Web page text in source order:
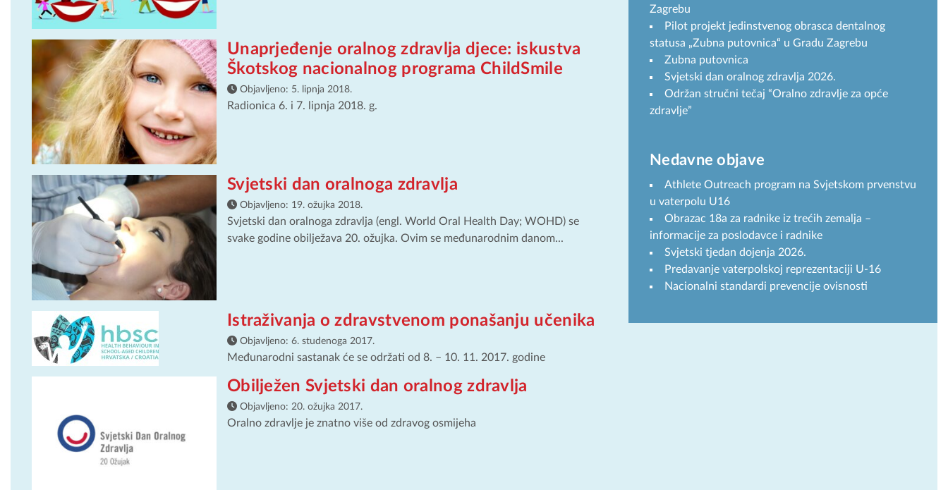
Unaprjeđenje oralnog zdravlja djece: iskustva
Škotskog nacionalnog programa ChildSmile
Objavljeno: 5. lipnja 2018.
Radionica 6. i 7. lipnja 2018. g.
Svjetski dan oralnoga zdravlja
Objavljeno: 19. ožujka 2018.
Svjetski dan oralnoga zdravlja (engl. World Oral Health Day; WOHD) se
svake godine obilježava 20. ožujka. Ovim se međunarodnim danom...
Istraživanja o zdravstvenom ponašanju učenika
Objavljeno: 6. studenoga 2017.
Međunarodni sastanak će se održati od 8. – 10. 11. 2017. godine
Obilježen Svjetski dan oralnog zdravlja
Objavljeno: 20. ožujka 2017.
Oralno zdravlje je znatno više od zdravog osmijeha
Zagrebu
Pilot projekt jedinstvenog obrasca dentalnog
statusa „Zubna putovnica“ u Gradu Zagrebu
Zubna putovnica
Svjetski dan oralnog zdravlja 2026.
Održan stručni tečaj “Oralno zdravlje za opće
zdravlje”
Nedavne objave
Athlete Outreach program na Svjetskom prvenstvu
u vaterpolu U16
Obrazac 18a za radnike iz trećih zemalja –
informacije za poslodavce i radnike
Svjetski tjedan dojenja 2026.
Predavanje vaterpolskoj reprezentaciji U-16
Nacionalni standardi prevencije ovisnosti